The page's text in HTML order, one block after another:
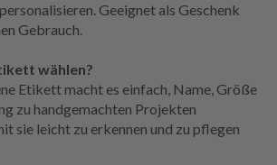
Geeignet als Geschenk
Gebrauch.
wählen?
Etikett macht es einfach, Name, Größe
zu handgemachten Projekten
sie leicht zu erkennen und zu pflegen